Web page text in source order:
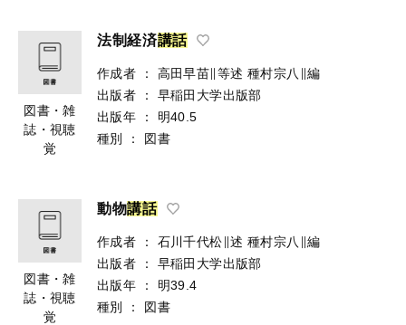
図書・雑
誌・視聴
覚
法制経済講話
作成者 ： 高田早苗∥等述 種村宗八∥編
出版者
：
早稲田大学出版部
出版年
：
明40.5
種別
： 図書
図書・雑
誌・視聴
覚
動物講話
作成者 ： 石川千代松∥述 種村宗八∥編
出版者
：
早稲田大学出版部
出版年
：
明39.4
種別
： 図書